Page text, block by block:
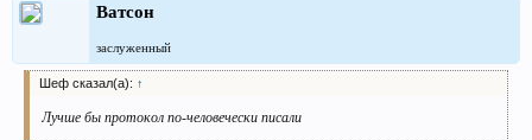
Ватсон
заслуженный
Шеф сказал(а): ↑
Лучше бы протокол по-человечески писали